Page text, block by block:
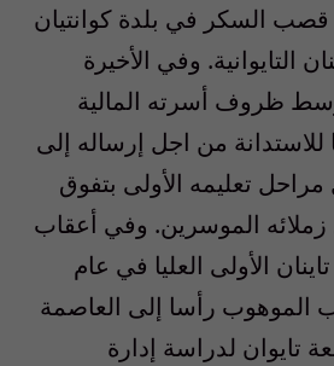
السكر في بلدة كوانتيان
التايوانية. وفي الأخيرة
ظروف أسرته المالية
من اجل إرساله إلى
تعليمه الأولى بتفوق
زملائه الموسرين. وفي أعقاب
الأولى العليا في عام
الموهوب رأسا إلى العاصمة
تايوان لدراسة إدارة